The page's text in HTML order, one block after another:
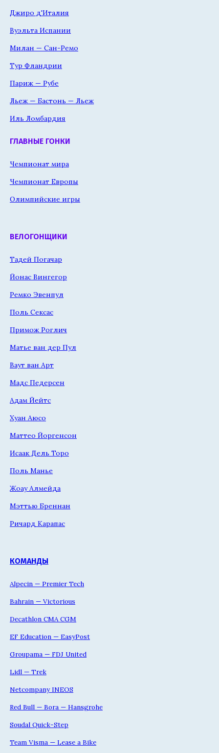
Джиро д'Италия
Вуэльта Испании
Милан — Сан-Ремо
Тур Фландрии
Париж — Рубе
Льеж — Бастонь — Льеж
Иль Ломбардия
ГЛАВНЫЕ ГОНКИ
Чемпионат мира
Чемпионат Европы
Олимпийские игры
ВЕЛОГОНЩИКИ
Тадей Погачар
Йонас Вингегор
Ремко Эвенпул
Поль Сексас
Примож Роглич
Матье ван дер Пул
Ваут ван Арт
Мадс Педерсен
Адам Йейтс
Хуан Аюсо
Маттео Йоргенсон
Исаак Дель Торо
Поль Манье
Жоау Алмейда
Мэттью Бреннан
Ричард Карапас
КОМАНДЫ
Alpecin — Premier Tech
Bahrain — Victorious
Decathlon CMA CGM
EF Education — EasyPost
Groupama — FDJ United
Lidl — Trek
Netcompany INEOS
Red Bull — Bora — Hansgrohe
Soudal Quick-Step
Team Visma — Lease a Bike